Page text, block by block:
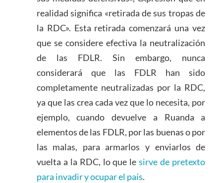
realidad significa «retirada de sus tropas de
la RDC». Esta retirada comenzará una vez
que se considere efectiva la neutralización
de las FDLR. Sin embargo, nunca
considerará que las FDLR han sido
completamente neutralizadas por la RDC,
ya que las crea cada vez que lo necesita, por
ejemplo, cuando devuelve a Ruanda a
elementos de las FDLR, por las buenas o por
las malas, para armarlos y enviarlos de
vuelta a la RDC, lo que lesirve de pretexto
para invadir y ocupar el país.